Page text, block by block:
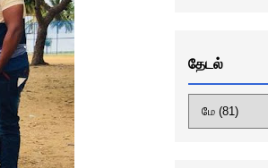
தேடல்